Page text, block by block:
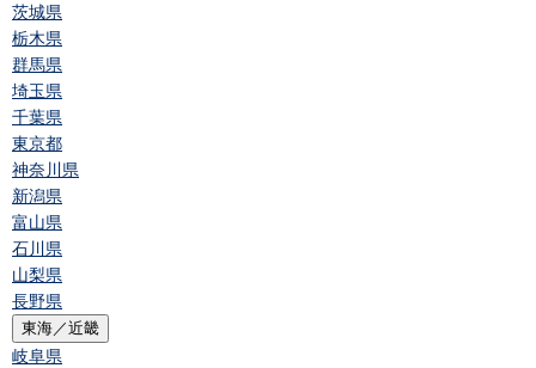
茨城県
栃木県
群馬県
埼玉県
千葉県
東京都
神奈川県
新潟県
富山県
石川県
山梨県
長野県
東海／近畿
岐阜県